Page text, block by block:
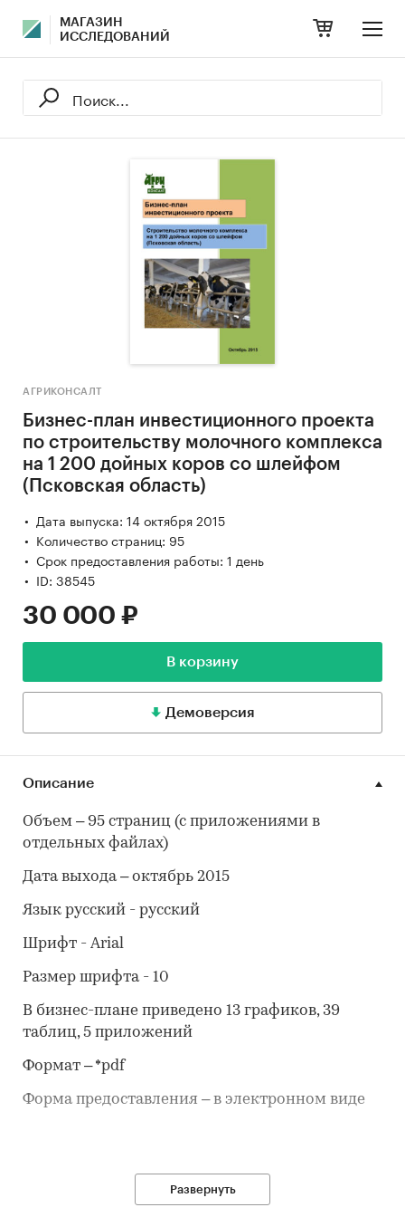
МАГАЗИН
ИССЛЕДОВАНИЙ
АГРИКОНСАЛТ
Бизнес-план инвестиционного проекта
по строительству молочного комплекса
на 1 200 дойных коров со шлейфом
(Псковская область)
Дата выпуска: 14 октября 2015
Количество страниц: 95
Срок предоставления работы: 1 день
ID: 38545
30 000 ₽
В корзину
Демоверсия
Описание
Объем – 95 страниц (с приложениями в
отдельных файлах)
Дата выхода – октябрь 2015
Язык русский - русский
Шрифт - Arial
Размер шрифта - 10
В бизнес-плане приведено 13 графиков, 39
таблиц, 5 приложений
Формат – *pdf
Форма предоставления – в электронном виде
ОПИСАНИЕ БИЗНЕС-ПЛАНА
Развернуть